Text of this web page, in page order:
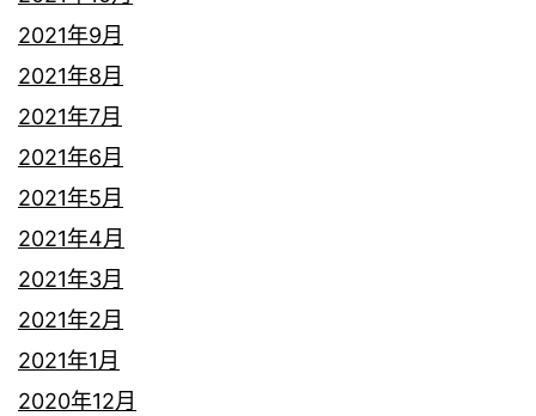
2021年9月
2021年8月
2021年7月
2021年6月
2021年5月
2021年4月
2021年3月
2021年2月
2021年1月
2020年12月